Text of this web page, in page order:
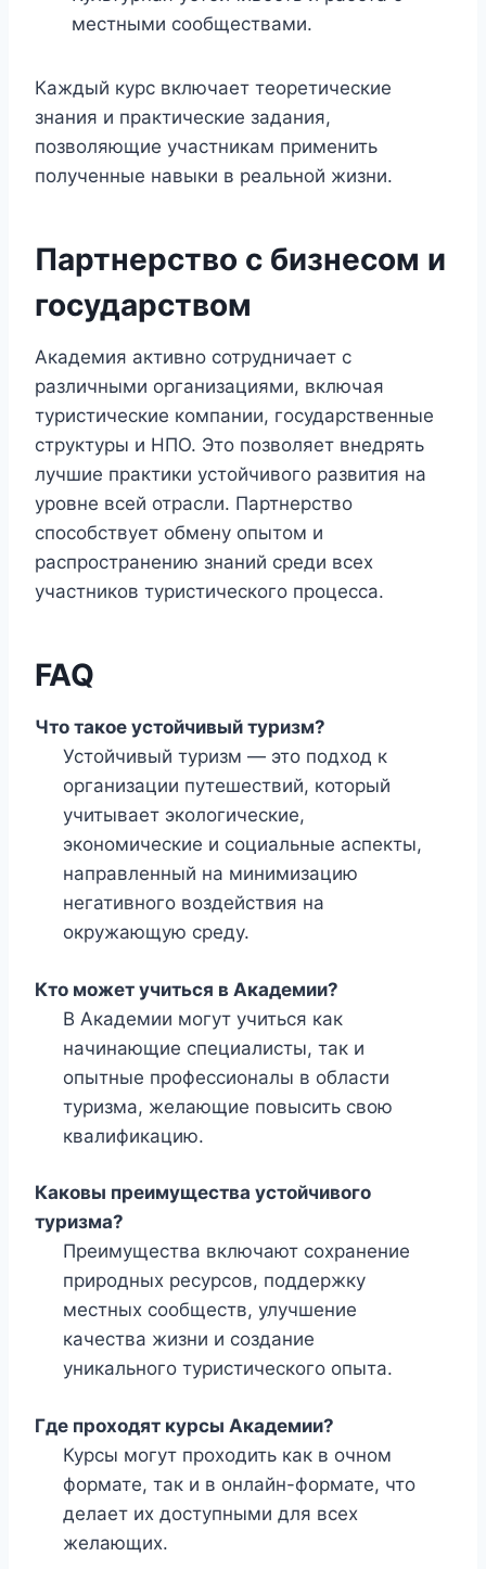
местными сообществами.
Каждый курс включает теоретические
знания и практические задания,
позволяющие участникам применить
полученные навыки в реальной жизни.
Партнерство с бизнесом и
государством
Aкадемия активно сотрудничает с
различными организациями, включая
туристические компании, государственные
структуры и НПО. Это позволяет внедрять
лучшие практики устойчивого развития на
уровне всей отрасли. Партнерство
способствует обмену опытом и
распространению знаний среди всех
участников туристического процесса.
FAQ
Что такое устойчивый туризм?
Устойчивый туризм — это подход к
организации путешествий, который
учитывает экологические,
экономические и социальные аспекты,
направленный на минимизацию
негативного воздействия на
окружающую среду.
Кто может учиться в Академии?
В Академии могут учиться как
начинающие специалисты, так и
опытные профессионалы в области
туризма, желающие повысить свою
квалификацию.
Каковы преимущества устойчивого
туризма?
Преимущества включают сохранение
природных ресурсов, поддержку
местных сообществ, улучшение
качества жизни и создание
уникального туристического опыта.
Где проходят курсы Академии?
Курсы могут проходить как в очном
формате, так и в онлайн-формате, что
делает их доступными для всех
желающих.